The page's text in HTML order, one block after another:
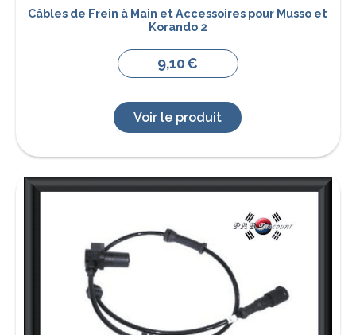
Câbles de Frein à Main et Accessoires pour Musso et
Korando 2
9,10€
Voir le produit